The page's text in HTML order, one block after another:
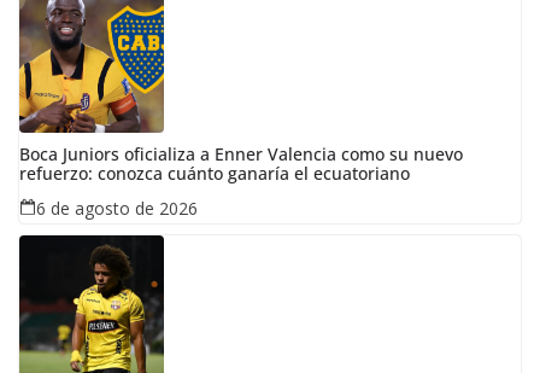
Boca Juniors oficializa a Enner Valencia como su nuevo
refuerzo: conozca cuánto ganaría el ecuatoriano
6 de agosto de 2026